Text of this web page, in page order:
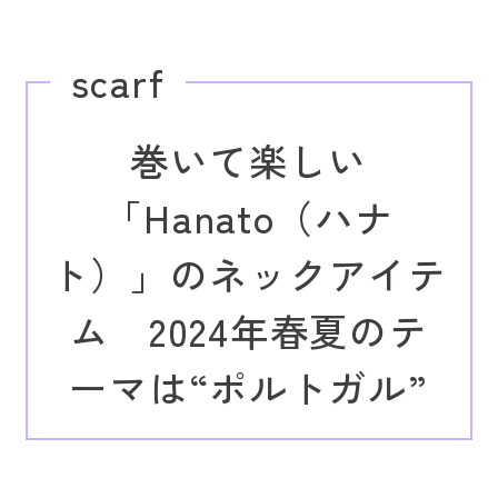
巻いて楽しい
「Hanato（ハナ
ト）」のネックアイテ
ム 2024年春夏のテ
ーマは“ポルトガル”
scarf